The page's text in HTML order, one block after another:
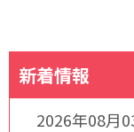
新着情報
2026年08月